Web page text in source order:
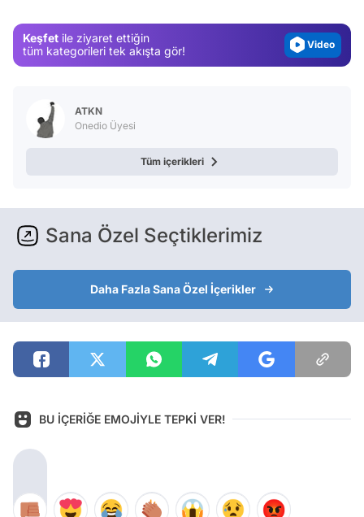
Keşfet ile ziyaret ettiğin
tüm kategorileri tek akışta gör!
Video
ATKN
Onedio Üyesi
Tüm içerikleri
Sana Özel Seçtiklerimiz
Daha Fazla Sana Özel İçerikler
BU İÇERİĞE EMOJİYLE TEPKİ VER!